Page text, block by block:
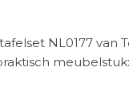
NL0177 van